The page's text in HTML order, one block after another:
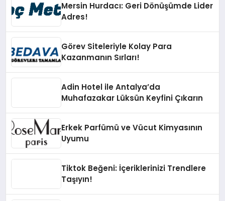
Mersin Hurdacı: Geri Dönüşümde Lider
Adres!
Görev Siteleriyle Kolay Para
Kazanmanın Sırları!
Adin Hotel ile Antalya’da
Muhafazakar Lüksün Keyfini Çıkarın
Erkek Parfümü ve Vücut Kimyasının
Uyumu
Tiktok Beğeni: İçeriklerinizi Trendlere
Taşıyın!